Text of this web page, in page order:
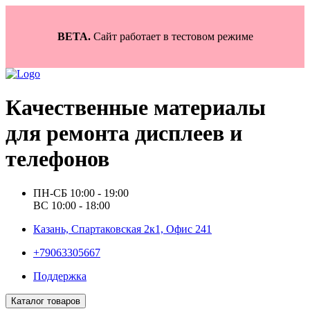
BETA.Сайт работает в тестовом режиме
Качественные материалы
для ремонта дисплеев и
телефонов
ПН-СБ 10:00 - 19:00
ВС 10:00 - 18:00
Казань, Спартаковская 2к1, Офис 241
+79063305667
Поддержка
Каталог товаров